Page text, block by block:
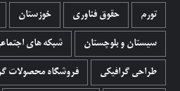
تورم حقوق فناوری خوزستان
سیستان و بلوچستان شبکه های
طراحی گرافیکی فروشگاه محصولات